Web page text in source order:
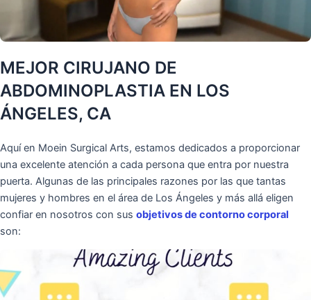
MEJOR CIRUJANO DE
ABDOMINOPLASTIA EN LOS
ÁNGELES, CA
Aquí en Moein Surgical Arts, estamos dedicados a proporcionar
una excelente atención a cada persona que entra por nuestra
puerta. Algunas de las principales razones por las que tantas
mujeres y hombres en el área de Los Ángeles y más allá eligen
confiar en nosotros con sus objetivos de contorno corporal
son: